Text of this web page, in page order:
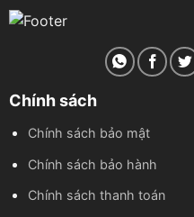
Chính sách
Chính sách bảo mật
Chính sách bảo hành
Chính sách thanh toán